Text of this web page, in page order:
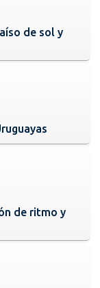
de sol y
de ritmo y